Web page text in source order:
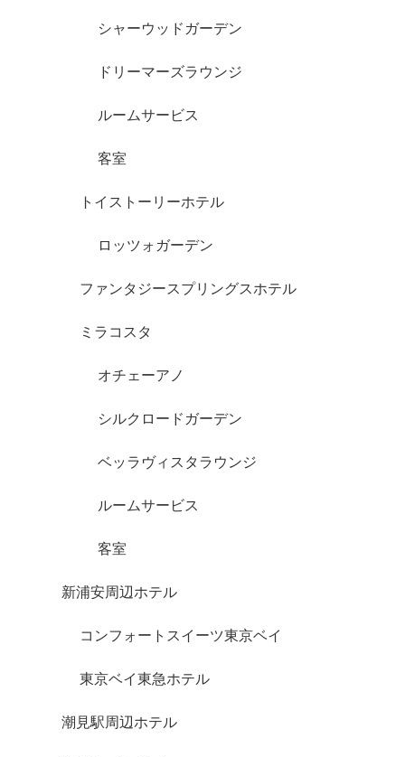
シャーウッドガーデン
ドリーマーズラウンジ
ルームサービス
客室
トイストーリーホテル
ロッツォガーデン
ファンタジースプリングスホテル
ミラコスタ
オチェーアノ
シルクロードガーデン
ベッラヴィスタラウンジ
ルームサービス
客室
新浦安周辺ホテル
コンフォートスイーツ東京ベイ
東京ベイ東急ホテル
潮見駅周辺ホテル